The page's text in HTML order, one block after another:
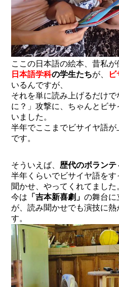
ここの日本語の絵本、昔私が
日本語学科の学生たちが、
いるんですが、
それを単に読み上げるだけ
に？」攻撃に、ちゃんとビ
いました。
半年でここまでビサイヤ語
です。
そういえば、 歴代のボラン
半年くらいでビサイヤ語を
聞かせ、やってくれてました
今は 「吉本新喜劇」の舞台に
が、読み聞かせでも演技に
す。